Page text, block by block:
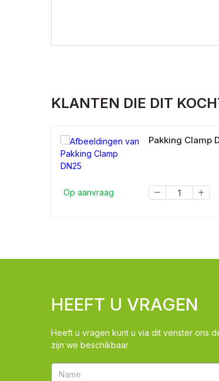
KLANTEN DIE DIT
Op aanvraag
Pakking Clamp
HEEFT U VRAGEN
Heeft u vragen kunt u via dit venster ons
zijn we beschikbaar